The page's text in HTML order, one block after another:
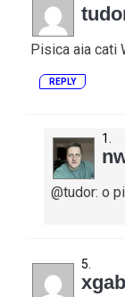
Pisica aia cati
REPLY
@tudor: o